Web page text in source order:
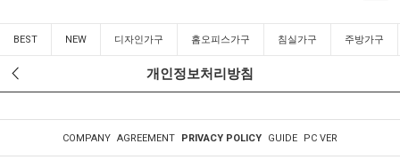
BEST NEW 디자인가구 홈오피스가구 침실가구 주방가구
개인정보처리방침
COMPANY AGREEMENT PRIVACY POLICY GUIDE PC VER